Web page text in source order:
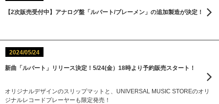
【2次販売受付中】アナログ盤「ルバート/ブレーメン」の追加製造が決定！
2024/05/24
新曲「ルバート」リリース決定！5/24(金）18時より予約販売スタート！
オリジナルデザインのスリップマットと、UNIVERSAL MUSIC STOREのオリ
ジナルレコードプレーヤーも限定発売！